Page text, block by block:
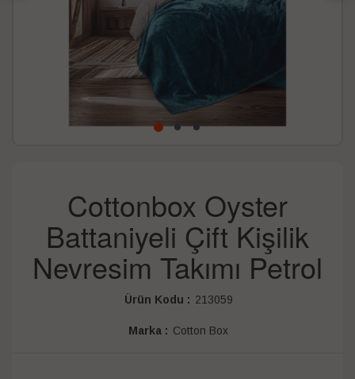
Cottonbox Oyster
Battaniyeli Çift Kişilik
Nevresim Takımı Petrol
Ürün Kodu : 213059
Marka : Cotton Box